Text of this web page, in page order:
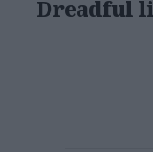
Dreadful